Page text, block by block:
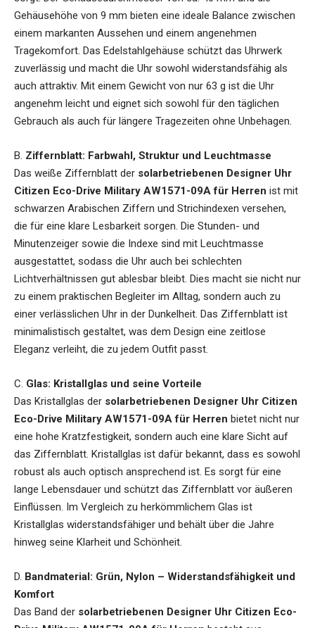
Gehäusehöhe von 9 mm bieten eine ideale Balance zwischen
einem markanten Aussehen und einem angenehmen
Tragekomfort. Das Edelstahlgehäuse schützt das Uhrwerk
zuverlässig und macht die Uhr sowohl widerstandsfähig als
auch attraktiv. Mit einem Gewicht von nur 63 g ist die Uhr
angenehm leicht und eignet sich sowohl für den täglichen
Gebrauch als auch für längere Tragezeiten ohne Unbehagen.
B. Ziffernblatt: Farbwahl, Struktur und Leuchtmasse
Das weiße Ziffernblatt der solarbetriebenen Designer Uhr
Citizen Eco-Drive Military AW1571-09A für Herren ist mit
schwarzen Arabischen Ziffern und Strichindexen versehen,
die für eine klare Lesbarkeit sorgen. Die Stunden- und
Minutenzeiger sowie die Indexe sind mit Leuchtmasse
ausgestattet, sodass die Uhr auch bei schlechten
Lichtverhältnissen gut ablesbar bleibt. Dies macht sie nicht nur
zu einem praktischen Begleiter im Alltag, sondern auch zu
einer verlässlichen Uhr in der Dunkelheit. Das Ziffernblatt ist
minimalistisch gestaltet, was dem Design eine zeitlose
Eleganz verleiht, die zu jedem Outfit passt.
C. Glas: Kristallglas und seine Vorteile
Das Kristallglas der solarbetriebenen Designer Uhr Citizen
Eco-Drive Military AW1571-09A für Herren bietet nicht nur
eine hohe Kratzfestigkeit, sondern auch eine klare Sicht auf
das Ziffernblatt. Kristallglas ist dafür bekannt, dass es sowohl
robust als auch optisch ansprechend ist. Es sorgt für eine
lange Lebensdauer und schützt das Ziffernblatt vor äußeren
Einflüssen. Im Vergleich zu herkömmlichem Glas ist
Kristallglas widerstandsfähiger und behält über die Jahre
hinweg seine Klarheit und Schönheit.
D. Bandmaterial: Grün, Nylon – Widerstandsfähigkeit und
Komfort
Das Band der solarbetriebenen Designer Uhr Citizen Eco-